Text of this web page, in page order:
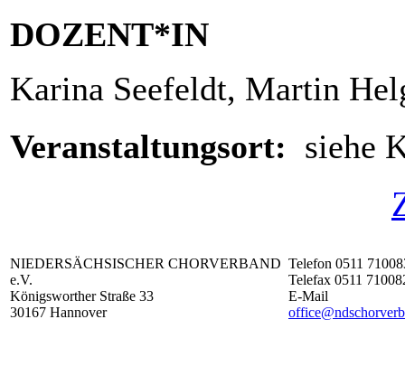
DOZENT*IN
Karina Seefeldt, Martin
Veranstaltungsort: siehe
NIEDERSÄCHSISCHER CHORVERBAND
e.V.
Königsworther Straße 33
30167 Hannover
Telefon 0511
Telefax 0511
E-Mail